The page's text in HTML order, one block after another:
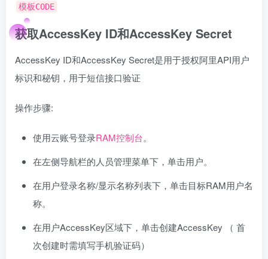
模板CODE
获取AccessKey ID和AccessKey Secret
AccessKey ID和AccessKey Secret是用于授权阿里API用户
标识和秘钥，用于短信接口验证
操作步骤:
使用云账号登录RAM控制台。
在左侧导航栏的人员管理菜单下，单击用户。
在用户登录名称/显示名称列表下，单击目标RAM用户名
称。
在用户AccessKey区域下，单击创建AccessKey （ 首
次创建时需填写手机验证码）